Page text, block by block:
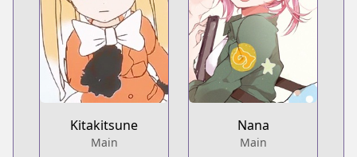
Kitakitsune
Main
Nana
Main